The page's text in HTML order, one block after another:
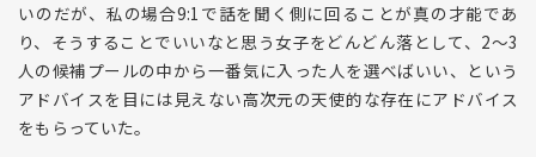
いのだが、私の場合9:1で話を聞く側に回ることが真の才能であ
り、そうすることでいいなと思う女子をどんどん落として、2〜3
人の候補プールの中から一番気に入った人を選べばいい、という
アドバイスを目には見えない高次元の天使的な存在にアドバイス
をもらっていた。